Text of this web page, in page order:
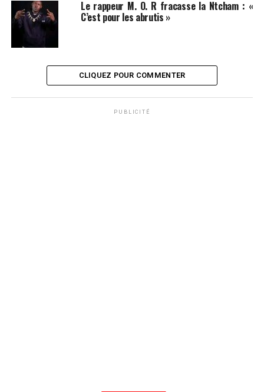
Le rappeur M. O. R fracasse la Ntcham : «
C’est pour les abrutis »
CLIQUEZ POUR COMMENTER
PUBLICITÉ